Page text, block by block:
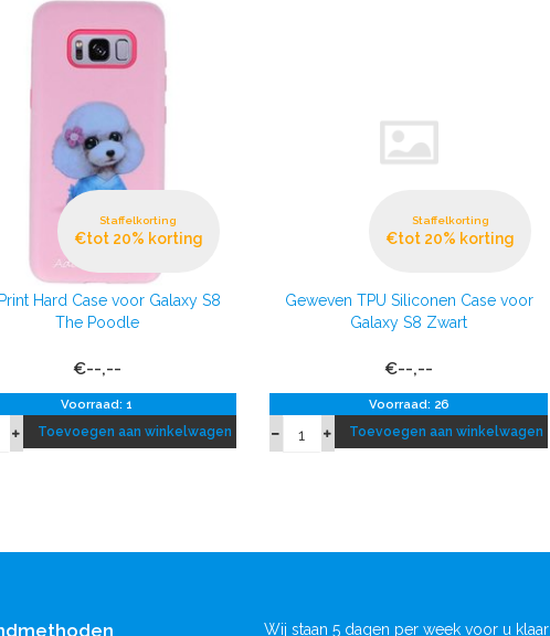
Staffelkorting
€tot 20% korting
Hard Case voor Galaxy S8
The Poodle
€--,--
Voorraad: 1
Toevoegen aan winkelwagen
Staffelkorting
€tot 20% korting
Geweven TPU Siliconen Case voor
Galaxy S8 Zwart
€--,--
Voorraad: 26
Toevoegen aan winkelwagen
Wij staan 5 dagen per week voor u klaar